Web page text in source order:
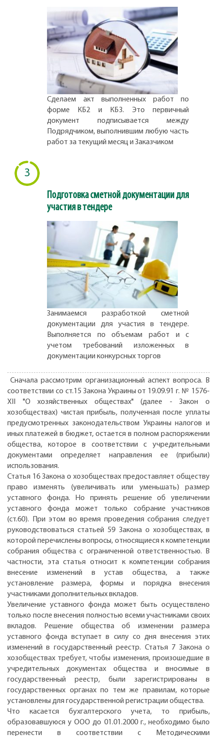
Сделаем акт выполненных работ по
форме КБ2 и КБ3. Это первичный
документ подписывается между
Подрядчиком, выполнившим любую часть
работ за текущий месяц и Заказчиком
3
Подготовка сметной документации для
участия в тендере
Занимаемся разработкой сметной
документации для участия в тендере.
Выполняется по объемам работ и с
учетом требований изложенных в
документации конкурсных торгов
Сначала рассмотрим организационный аспект вопроса. В
соответствии со ст.15 Закона Украины от 19.09.91 г. № 1576-
XII "О хозяйственных обществах" (далее - Закон о
хозобществах) чистая прибыль, полученная после уплаты
предусмотренных законодательством Украины налогов и
иных платежей в бюджет, остается в полном распоряжении
общества, которое в соответствии с учредительными
документами определяет направления ее (прибыли)
использования.
Статья 16 Закона о хозобществах предоставляет обществу
право изменять (увеличивать или уменьшать) размер
уставного фонда. Но принять решение об увеличении
уставного фонда может только собрание участников
(ст.60). При этом во время проведения собрания следует
руководствоваться статьей 59 Закона о хозобществах, в
которой перечислены вопросы, относящиеся к компетенции
собрания общества с ограниченной ответственностью. В
частности, эта статья относит к компетенции собрания
внесение изменений в устав общества, а также
установление размера, формы и порядка внесения
участниками дополнительных вкладов.
Увеличение уставного фонда может быть осуществлено
только после внесения полностью всеми участниками своих
вкладов. Решение общества об изменении размера
уставного фонда вступает в силу со дня внесения этих
изменений в государственный реестр. Статья 7 Закона о
хозобществах требует, чтобы изменения, произошедшие в
учредительных документах общества и вносимые в
государственный реестр, были зарегистрированы в
государственных органах по тем же правилам, которые
установлены для государственной регистрации общества.
Что касается бухгалтерского учета, то прибыль,
образовавшуюся у ООО до 01.01.2000 г., необходимо было
перенести в соответствии с Методическими